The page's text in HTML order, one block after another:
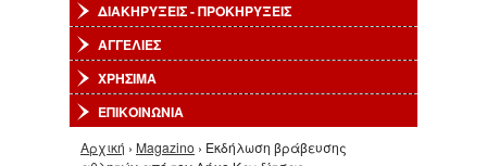
ΔΙΑΚΗΡΥΞΕΙΣ - ΠΡΟΚΗΡΥΞΕΙΣ
ΑΓΓΕΛΙΕΣ
ΧΡΗΣΙΜΑ
ΕΠΙΚΟΙΝΩΝΙΑ
Είστε εδώ
Αρχική › Magazino › Εκδήλωση βράβευσης